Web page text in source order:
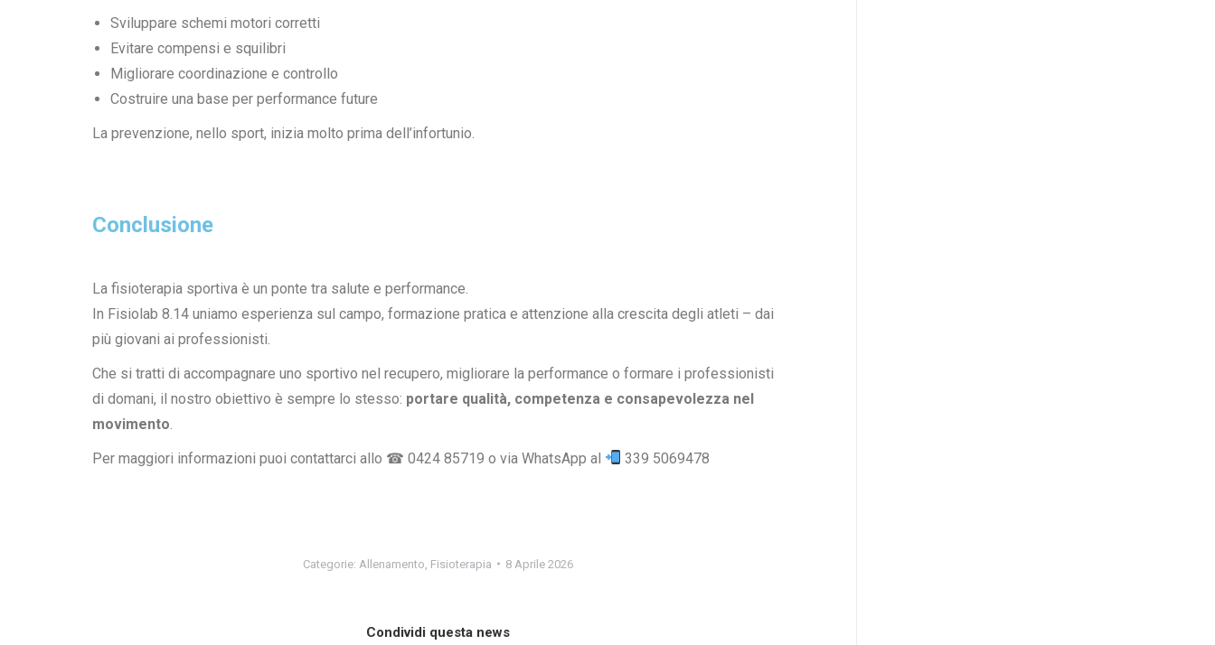
Sviluppare schemi motori corretti
Evitare compensi e squilibri
Migliorare coordinazione e controllo
Costruire una base per performance future
La prevenzione, nello sport, inizia molto prima dell’infortunio.
Conclusione
La fisioterapia sportiva è un ponte tra salute e performance.
In Fisiolab 8.14 uniamo esperienza sul campo, formazione pratica e attenzione alla crescita degli atleti – dai
più giovani ai professionisti.
Che si tratti di accompagnare uno sportivo nel recupero, migliorare la performance o formare i professionisti
di domani, il nostro obiettivo è sempre lo stesso: portare qualità, competenza e consapevolezza nel
movimento
Per maggiori informazioni puoi contattarci allo ☎ 0424 85719 o via WhatsApp al 339 5069478
Categorie: Allenamento Fisioterapia 8 Aprile 2026
Condividi questa news